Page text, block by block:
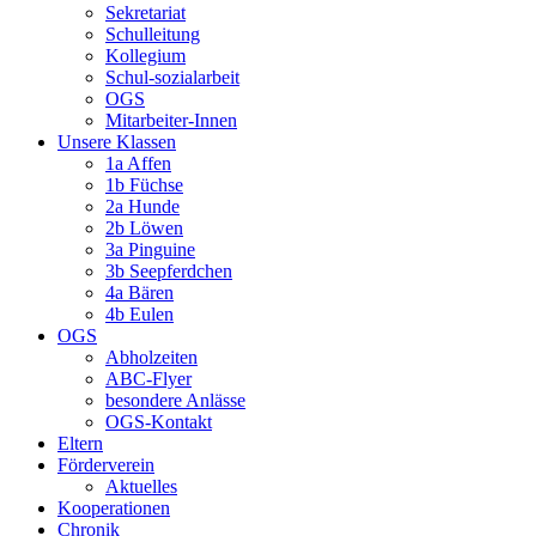
Sekretariat
Schulleitung
Kollegium
Schul-sozialarbeit
OGS
Mitarbeiter-Innen
Unsere Klassen
1a Affen
1b Füchse
2a Hunde
2b Löwen
3a Pinguine
3b Seepferdchen
4a Bären
4b Eulen
OGS
Abholzeiten
ABC-Flyer
besondere Anlässe
OGS-Kontakt
Eltern
Förderverein
Aktuelles
Kooperationen
Chronik